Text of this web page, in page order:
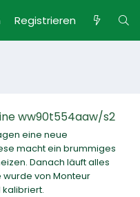
Registrieren
ww90t554aaw/s2
eine neue
macht ein brummiges
Danach läuft alles
von Monteur